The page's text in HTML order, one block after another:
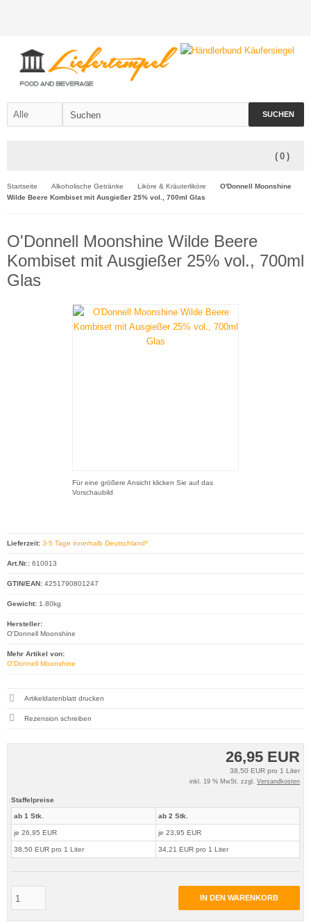
SUCHEN
( 0 )
Startseite Alkoholische Getränke Liköre & Kräuterliköre
O'Donnell Moonshine
Wilde Beere Kombiset mit Ausgießer 25% vol., 700ml Glas
O'Donnell Moonshine Wilde Beere
Kombiset mit Ausgießer 25% vol., 700ml
Glas
Für eine größere Ansicht klicken Sie auf das
Vorschaubild
26,95 EUR
38,50 EUR pro 1 Liter
inkl. 19 % MwSt. zzgl. Versandkosten
Staffelpreise
ab 1 Stk.
je 26,95 EUR
38,50 EUR pro 1 Liter
ab 2 Stk.
je 23,95 EUR
34,21 EUR pro 1 Liter
IN DEN WARENKORB
Lieferzeit: 3-5 Tage innerhalb Deutschland*
Art.Nr.: 610013
GTIN/EAN: 4251790801247
Gewicht: 1.80kg
Hersteller:
O'Donnell Moonshine
Mehr Artikel von:
O'Donnell Moonshine
Artikeldatenblatt drucken
Rezension schreiben